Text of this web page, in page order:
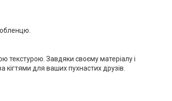
текстурою. Завдяки своєму матеріалу і
кігтями для ваших пухнастих друзів.